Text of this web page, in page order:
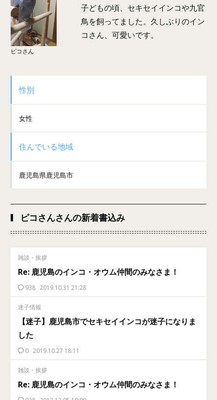
ピコさん
子どもの頃、セキセイインコや九官
鳥を飼ってました。久しぶりのイン
コさん、可愛いです。
性別
女性
住んでいる地域
鹿児島県鹿児島市
ピコさんさんの新着書込み
雑談・挨拶
Re: 鹿児島のインコ・オウム仲間のみなさま！
938 2019.10.31 21:28
迷子情報
【迷子】鹿児島市でセキセイインコが迷子になりま
した
0 2019.10.27 18:11
雑談・挨拶
Re: 鹿児島のインコ・オウム仲間のみなさま！